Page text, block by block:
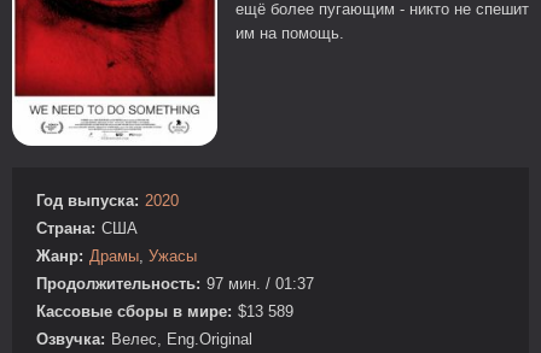
ещё более пугающим - никто не спешит
им на помощь.
Год выпуска: 2020
Страна: США
Жанр: Драмы Ужасы
Продолжительность: 97 мин. / 01:37
Кассовые сборы в мире: $13 589
Озвучка: Велес, Eng.Original